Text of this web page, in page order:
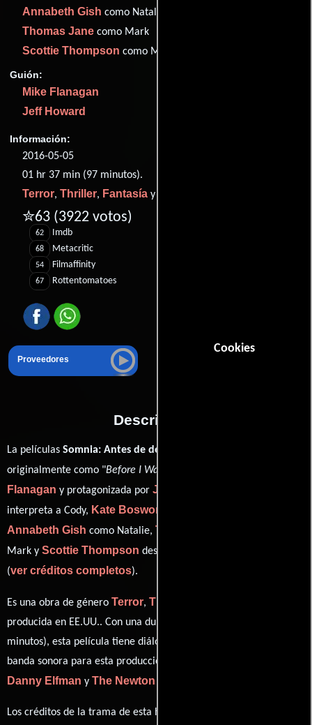
Cookies
Annabeth Gish como Natalie
Thomas Jane como Mark
Scottie Thompson como Maestro
Guión:
Mike Flanagan
Jeff Howard
Información:
2016-05-05
01 hr 37 min (97 minutos).
Terror, Thriller, Fantasía y
✮63 (3922 votos)
62 Imdb
68 Metacritic
54 Filmaffinity
67 Rottentomatoes
Proveedores
Descripción
La películas Somnia: Antes de despertar
originalmente como "Before I Wake
Flanagan y protagonizada por Jacob Tremblay
interpreta a Cody, Kate Bosworth
Annabeth Gish como Natalie, Thomas Jane
Mark y Scottie Thompson desempeñando el papel de Maestro
(ver créditos completos).
Es una obra de género Terror, Thriller
producida en EE.UU.. Con una duración de 01 hr 37 min (97
minutos), esta película tiene diálogos originales en
banda sonora para esta producción ha sido compuesta por
Danny Elfman y The Newton Brothers
Los créditos de la trama de esta historia están divididos entre